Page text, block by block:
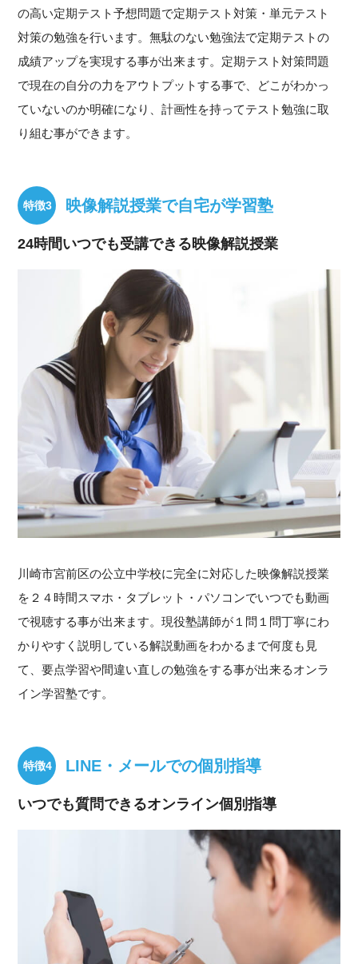
の高い定期テスト予想問題で定期テスト対策・単元テスト
対策の勉強を行います。無駄のない勉強法で定期テストの
成績アップを実現する事が出来ます。定期テスト対策問題
で現在の自分の力をアウトプットする事で、どこがわかっ
ていないのか明確になり、計画性を持ってテスト勉強に取
り組む事ができます。
映像解説授業で自宅が学習塾
24時間いつでも受講できる映像解説授業
川崎市宮前区の公立中学校に完全に対応した映像解説授業
を２４時間スマホ・タブレット・パソコンでいつでも動画
で視聴する事が出来ます。現役塾講師が１問１問丁寧にわ
かりやすく説明している解説動画をわかるまで何度も見
て、要点学習や間違い直しの勉強をする事が出来るオンラ
イン学習塾です。
LINE・メールでの個別指導
いつでも質問できるオンライン個別指導